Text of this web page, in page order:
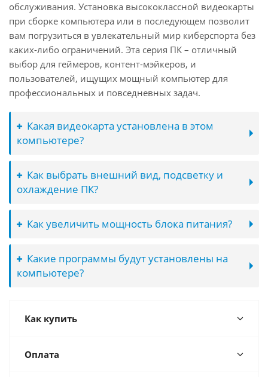
обслуживания. Установка высококлассной видеокарты
при сборке компьютера или в последующем позволит
вам погрузиться в увлекательный мир киберспорта без
каких-либо ограничений. Эта серия ПК – отличный
выбор для геймеров, контент-мэйкеров, и
пользователей, ищущих мощный компьютер для
профессиональных и повседневных задач.
Какая видеокарта установлена в этом
компьютере?
Как выбрать внешний вид, подсветку и
охлаждение ПК?
Как увеличить мощность блока питания?
Какие программы будут установлены на
компьютере?
Как купить
Оплата